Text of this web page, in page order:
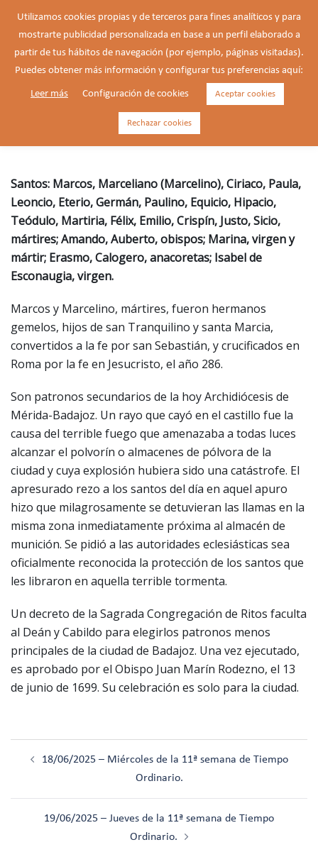
Marcos y Marcelino, mártires (†
Santos: Marcos, Marceliano (Marcelino), Ciriaco, Paula,
Leoncio, Eterio, Germán, Paulino, Equicio, Hipacio,
Teódulo, Martiria, Félix, Emilio, Crispín, Justo, Sicio,
mártires; Amando, Auberto, obispos; Marina, virgen y
mártir; Erasmo, Calogero, anacoretas; Isabel de
Esconaugia, virgen.
Marcos y Marcelino, mártires, fueron hermanos
gemelos, hijos de san Tranquilino y santa Marcia,
convertidos a la fe por san Sebastián, y crucificados en
Roma por la fe en Jesucristo, el año 286.
Son patronos secundarios de la hoy Archidiócesis de
Mérida-Badajoz. Un rayo que cayó en el castillo fue la
causa del terrible fuego que amenazaba a todas luces
alcanzar el polvorín o almacenes de pólvora de la
ciudad y cuya explosión hubiera sido una catástrofe. El
apresurado rezo a los santos del día en aquel apuro
hizo que milagrosamente se detuvieran las llamas en la
misma zona inmediatamente próxima al almacén de
munición. Se pidió a las autoridades eclesiásticas sea
oficialmente reconocida la protección de los santos que
les libraron en aquella terrible tormenta.
Un decreto de la Sagrada Congregación de Ritos faculta
al Deán y Cabildo para elegirlos patronos menos
principales de la ciudad de Badajoz. Una vez ejecutado,
es aprobado por el Obispo Juan Marín Rodezno, el 13
de junio de 1699. Su celebración es solo para la ciudad.
18/06/2025 – Miércoles de la 11ª semana de Tiempo
Ordinario.
19/06/2025 – Jueves de la 11ª semana de Tiempo
Ordinario.
Utilizamos cookies propias y de terceros para fines analíticos y para
mostrarte publicidad personalizada en base a un perfil elaborado a
partir de tus hábitos de navegación (por ejemplo, páginas visitadas).
Puedes obtener más información y configurar tus preferencias aquí:
Leer más Configuración de cookies Aceptar cookies
Rechazar cookies